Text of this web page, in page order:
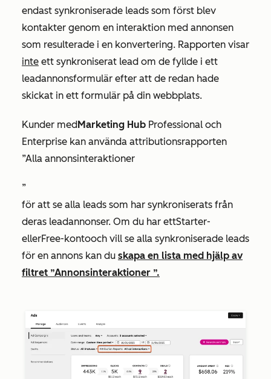
endast synkroniserade leads som först blev
kontakter genom en interaktion med annonsen
som resulterade i en konvertering. Rapporten visar
inte ett synkroniserat lead om de fyllde i ett
leadannonsformulär efter att de redan hade
skickat in ett formulär på din webbplats.
Kunder medMarketing Hub Professional och
Enterprise kan använda attributionsrapporten
”Alla annonsinteraktioner
”
för att se alla leads som har synkroniserats från
deras leadannonser. Om du har ettStarter-
ellerFree-kontooch vill se alla synkroniserade leads
för en annons kan du skapa en lista med hjälp av
filtret ”Annonsinteraktioner ”.